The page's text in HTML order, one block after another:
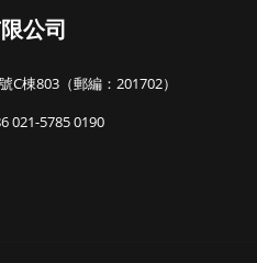
公司
棟803（郵編：201702）
021-5785 0190